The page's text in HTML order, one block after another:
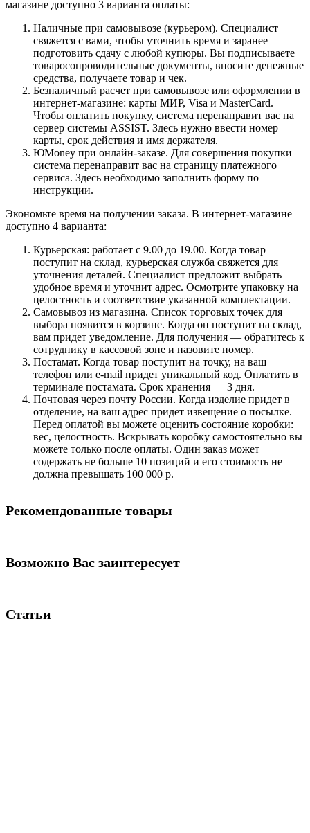
магазине доступно 3 варианта оплаты:
Наличные при самовывозе (курьером). Специалист
свяжется с вами, чтобы уточнить время и заранее
подготовить сдачу с любой купюры. Вы подписываете
товаросопроводительные документы, вносите денежные
средства, получаете товар и чек.
Безналичный расчет при самовывозе или оформлении в
интернет-магазине: карты МИР, Visa и MasterCard.
Чтобы оплатить покупку, система перенаправит вас на
сервер системы ASSIST. Здесь нужно ввести номер
карты, срок действия и имя держателя.
ЮMoney при онлайн-заказе. Для совершения покупки
система перенаправит вас на страницу платежного
сервиса. Здесь необходимо заполнить форму по
инструкции.
Экономьте время на получении заказа. В интернет-магазине
доступно 4 варианта:
Курьерская: работает с 9.00 до 19.00. Когда товар
поступит на склад, курьерская служба свяжется для
уточнения деталей. Специалист предложит выбрать
удобное время и уточнит адрес. Осмотрите упаковку на
целостность и соответствие указанной комплектации.
Самовывоз из магазина. Список торговых точек для
выбора появится в корзине. Когда он поступит на склад,
вам придет уведомление. Для получения — обратитесь к
сотруднику в кассовой зоне и назовите номер.
Постамат. Когда товар поступит на точку, на ваш
телефон или e-mail придет уникальный код. Оплатить в
терминале постамата. Срок хранения — 3 дня.
Почтовая через почту России. Когда изделие придет в
отделение, на ваш адрес придет извещение о посылке.
Перед оплатой вы можете оценить состояние коробки:
вес, целостность. Вскрывать коробку самостоятельно вы
можете только после оплаты. Один заказ может
содержать не больше 10 позиций и его стоимость не
должна превышать 100 000 р.
Рекомендованные товары
Возможно Вас заинтересует
Статьи